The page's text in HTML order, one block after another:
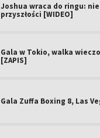
Joshua wraca do ringu: nie
przyszłości [WIDEO]
Gala w Tokio, walka
[ZAPIS]
Gala Zuffa Boxing 8, Las